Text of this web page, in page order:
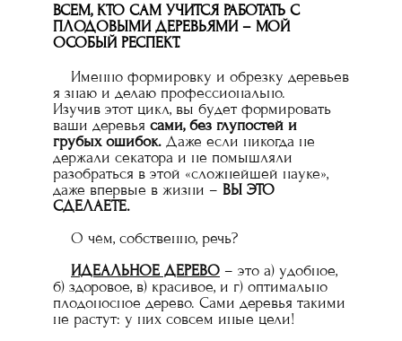
ВСЕМ, КТО САМ УЧИТСЯ РАБОТАТЬ С
ПЛОДОВЫМИ ДЕРЕВЬЯМИ – МОЙ
ОСОБЫЙ РЕСПЕКТ.
Именно формировку и обрезку деревьев
я знаю и делаю профессионально.
Изучив этот цикл, вы будет формировать
ваши деревья сами, без глупостей и
грубых ошибок. Даже если никогда не
держали секатора и не помышляли
разобраться в этой «сложнейшей науке»,
даже впервые в жизни – ВЫ ЭТО
СДЕЛАЕТЕ.
О чём, собственно, речь?
ИДЕАЛЬНОЕ ДЕРЕВО – это а) удобное,
б) здоровое, в) красивое, и г) оптимально
плодоносное дерево. Сами деревья такими
не растут: у них совсем иные цели!